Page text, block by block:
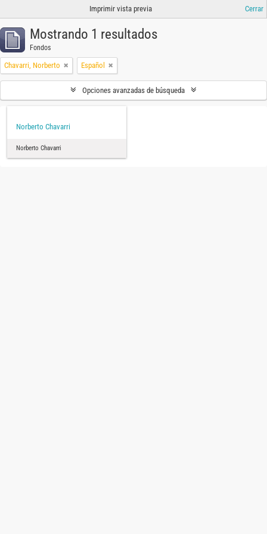
Imprimir vista previa Cerrar
Mostrando 1 resultados
Fondos
Chavarri, Norberto Español
Opciones avanzadas de búsqueda
Norberto Chavarri
Norberto Chavarri